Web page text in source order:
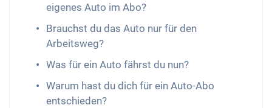
eigenes Auto im Abo?
Brauchst du das Auto nur für den
Arbeitsweg?
Was für ein Auto fährst du nun?
Warum hast du dich für ein Auto-Abo
entschieden?